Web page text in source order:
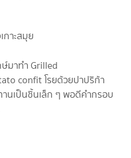
มาทำ Grilled
confit โรยด้วยปาปริก้า
นเป็นชิ้นเล็ก ๆ พอดีคำกรอบ